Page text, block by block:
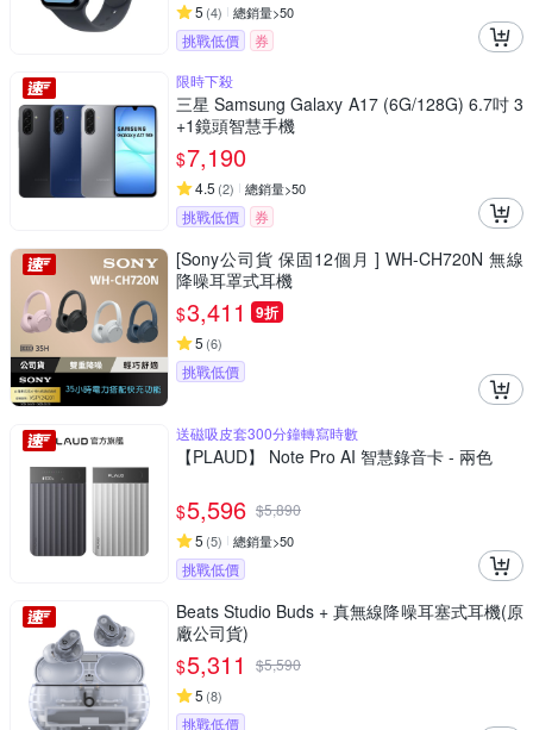
5 (4) 總銷量>50
挑戰低價
券
限時下殺
三星 Samsung Galaxy A17 (6G/128G) 6.7吋 3
+1鏡頭智慧手機
$7,190
4.5 (2) 總銷量>50
挑戰低價 券
[Sony公司貨 保固12個月 ] WH-CH720N 無線
降噪耳罩式耳機
$3,411 9折
5 (6)
挑戰低價
送磁吸皮套300分鐘轉寫時數
【PLAUD】 Note Pro AI 智慧錄音卡 - 兩色
$5,596 $5,890
5 (5) 總銷量>50
挑戰低價
Beats Studio Buds + 真無線降噪耳塞式耳機(原
廠公司貨)
$5,311 $5,590
5 (8)
挑戰低價